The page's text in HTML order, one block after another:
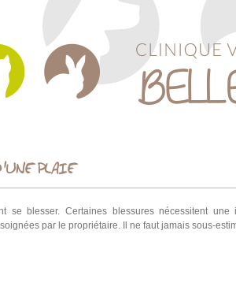
PLAIE
se blesser. Certaines blessures nécessitent une
par le propriétaire. Il ne faut jamais sous-